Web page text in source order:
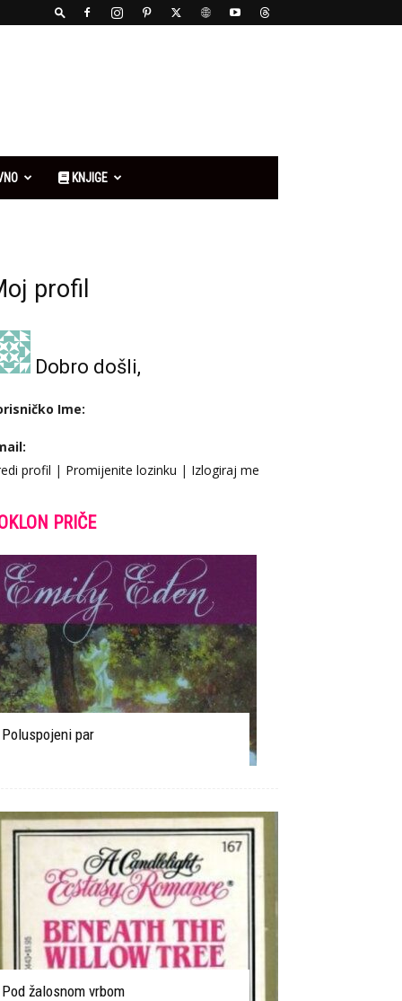
KNJIGE
profil
Dobro došli,
Ime:
profil | Promijenite lozinku | Izlogiraj me
PRIČE
Poluspojeni par
Pod žalosnom vrbom